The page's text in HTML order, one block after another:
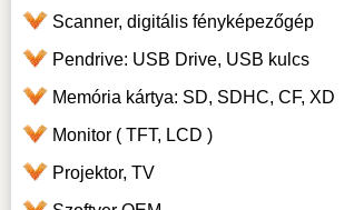
Scanner, digitális fényképezőgép
Pendrive: USB Drive, USB kulcs
Memória kártya: SD, SDHC, CF, XD
Monitor ( TFT, LCD )
Projektor, TV